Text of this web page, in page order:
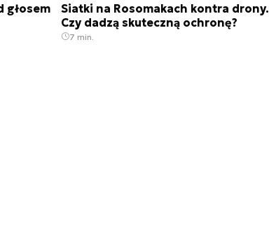
głosem
Siatki na Rosomakach kontra drony.
Czy dadzą skuteczną ochronę?
7 min.